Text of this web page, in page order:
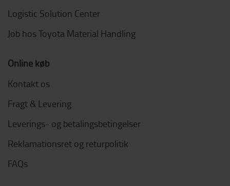
Logistic Solution Center
Job hos Toyota Material Handling
Online køb
Kontakt os
Fragt & Levering
Leverings- og betalingsbetingelser
Reklamationsret og returpolitik
FAQs